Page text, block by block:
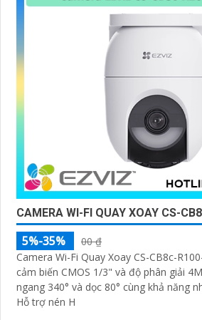
CAMERA WI-FI QUAY XOAY CS-
5%-35%
00 ₫
Camera Wi-Fi Quay Xoay CS-CB8c-
cảm biến CMOS 1/3" và độ phân giải
ngang 340° và dọc 80° cùng khả năng
Hỗ trợ nén H